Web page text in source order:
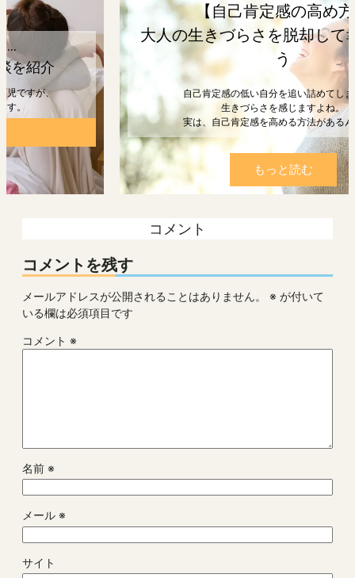
【自己肯定感の高め方】
大人の生きづらさを脱却して幸せになろ
う
自己肯定感の低い自分を追い詰めてしまうと、
生きづらさを感じますよね。
実は、自己肯定感を高める方法があるんです。
もっと読む
コメント
コメントを残す
メールアドレスが公開されることはありません。 ※ が付いて
いる欄は必須項目です
コメント ※
名前 ※
メール ※
サイト